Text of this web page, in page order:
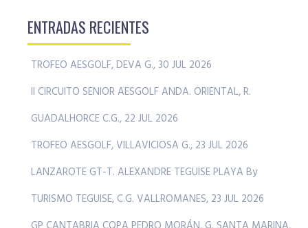
ENTRADAS RECIENTES
TROFEO AESGOLF, DEVA G., 30 JUL 2026
II CIRCUITO SENIOR AESGOLF ANDA. ORIENTAL, R.
GUADALHORCE C.G., 22 JUL 2026
TROFEO AESGOLF, VILLAVICIOSA G., 23 JUL 2026
LANZAROTE GT-T. ALEXANDRE TEGUISE PLAYA By
TURISMO TEGUISE, C.G. VALLROMANES, 23 JUL 2026